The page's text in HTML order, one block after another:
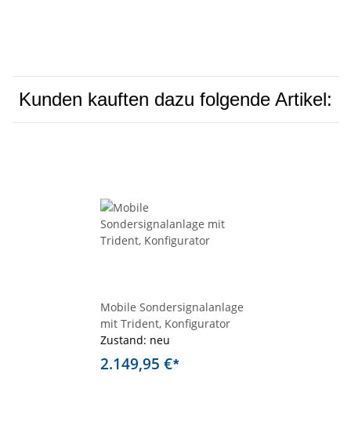
Kunden kauften dazu folgende Artikel:
Mobile Sondersignalanlage
mit Trident, Konfigurator
Zustand: neu
2.149,95 €*